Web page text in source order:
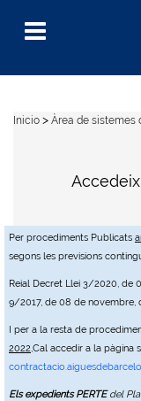
Per procediments Publicats
segons les previsions
Reial Decret Llei 3/2020, de
9/2017, de 08 de novembre,
I per a la resta de
2022,Cal accedir a la pàgina
Els expedients PERTEdel Pla
Menu
Inicio > Àrea de sistemes